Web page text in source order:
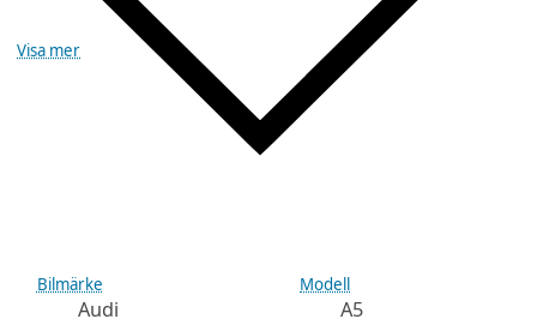
Visa mer
Bilmärke
Audi
Modell
A5